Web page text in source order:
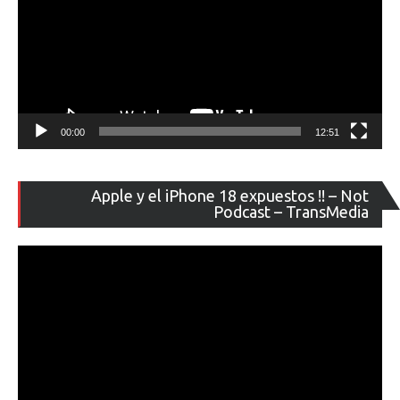
00:00 12:51
Apple y el iPhone 18 expuestos !! – Not
Podcast – TransMedia
de